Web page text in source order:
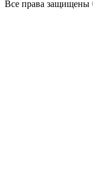
Все права защищены